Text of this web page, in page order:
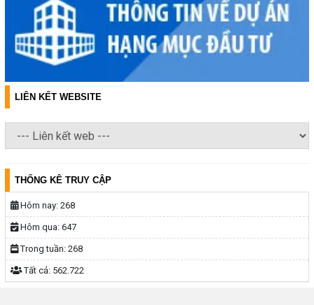
LIÊN KẾT WEBSITE
THỐNG KÊ TRUY CẬP
Hôm nay: 268
Hôm qua: 647
Trong tuần: 268
Tất cả: 562.722